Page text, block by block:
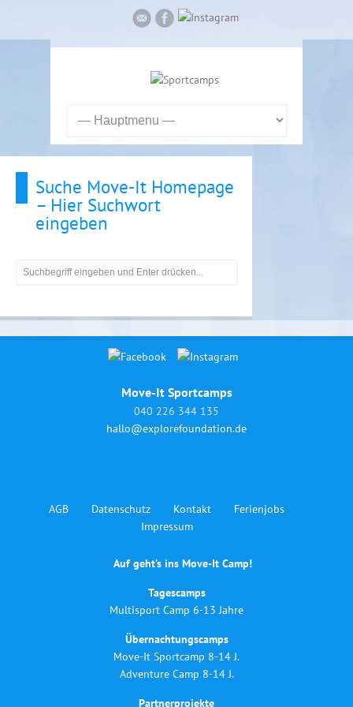
Suche Move-It Homepage
– Hier Suchwort
eingeben
Move-It Sportcamps
040 226 344 135
hallo@explorefoundation.de
AGB Datenschutz Kontakt
Ferienjobs
Impressum
Auf geht’s ins Move-It Camp!
Tagescamps
Multisport Camp 6-13 Jahre
Übernachtungscamps
Move-It Sportcamp 8-14 J.
Adventure Camp 8-14 J.
Partnerprojekte